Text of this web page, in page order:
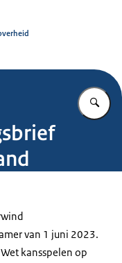
van 1 juni 2023.
kansspelen op